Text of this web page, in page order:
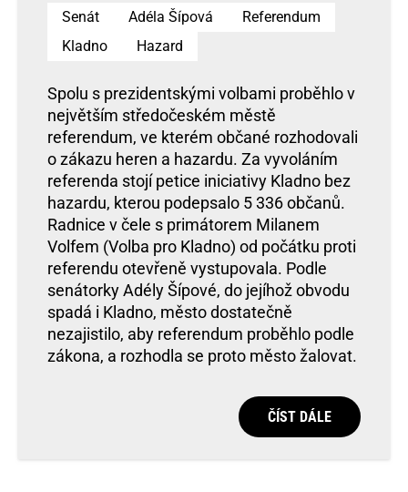
Senát Adéla Šípová
Referendum
Kladno
Hazard
Spolu s prezidentskými volbami proběhlo v
největším středočeském městě
referendum, ve kterém občané rozhodovali
o zákazu heren a hazardu. Za vyvoláním
referenda stojí petice iniciativy Kladno bez
hazardu, kterou podepsalo 5 336 občanů.
Radnice v čele s primátorem Milanem
Volfem (Volba pro Kladno) od počátku proti
referendu otevřeně vystupovala. Podle
senátorky Adély Šípové, do jejíhož obvodu
spadá i Kladno, město dostatečně
nezajistilo, aby referendum proběhlo podle
zákona, a rozhodla se proto město žalovat.
ČÍST DÁLE